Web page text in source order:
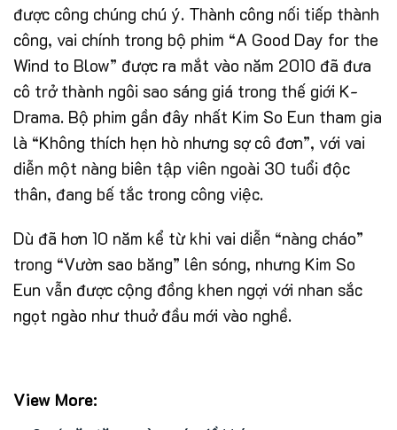
được công chúng chú ý. Thành công nối tiếp thành
công, vai chính trong bộ phim “A Good Day for the
Wind to Blow” được ra mắt vào năm 2010 đã đưa
cô trở thành ngôi sao sáng giá trong thế giới K-
Drama. Bộ phim gần đây nhất Kim So Eun tham gia
là “Không thích hẹn hò nhưng sợ cô đơn”, với vai
diễn một nàng biên tập viên ngoài 30 tuổi độc
thân, đang bế tắc trong công việc.
Dù đã hơn 10 năm kể từ khi vai diễn “nàng cháo”
trong “Vườn sao băng” lên sóng, nhưng Kim So
Eun vẫn được cộng đồng khen ngợi với nhan sắc
ngọt ngào như thuở đầu mới vào nghề.
View More: